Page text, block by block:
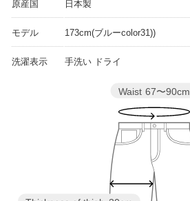
原産国 日本製
モデル 173cm(ブルーcolor31))
洗濯表示 手洗い ドライ
Waist 67〜90cm